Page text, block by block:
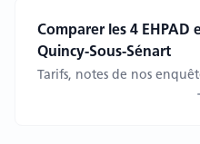
Comparer les 4 EHPAD
Quincy-Sous-Sénart
Tarifs, notes de nos